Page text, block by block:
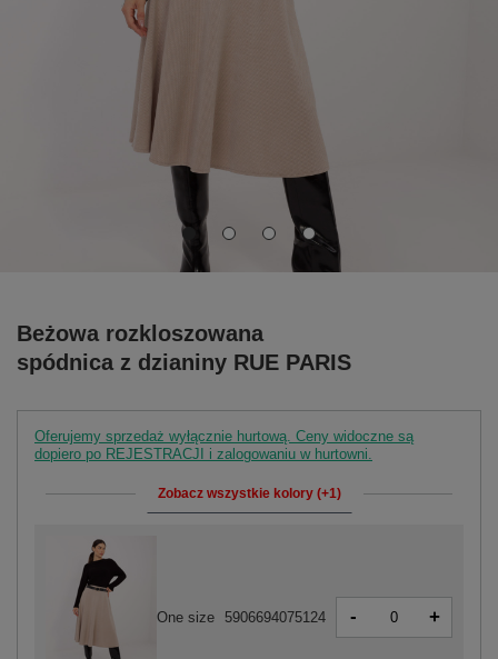
Beżowa rozkloszowana
spódnica z dzianiny RUE PARIS
Oferujemy sprzedaż wyłącznie hurtową. Ceny widoczne są
dopiero po REJESTRACJI i zalogowaniu w hurtowni.
Zobacz wszystkie kolory (+1)
One size 5906694075124 - +